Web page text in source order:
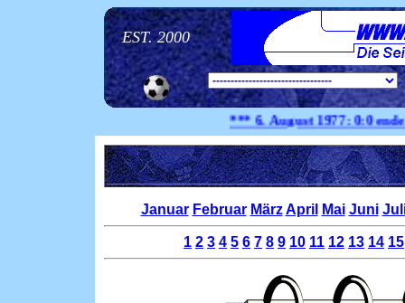
EST. 2000
*** 6. August1977:0:0 endet
Januar Februar März April Mai Juni
1 2 3 4 5 6 7 8 9 10 11 12 13 14 15